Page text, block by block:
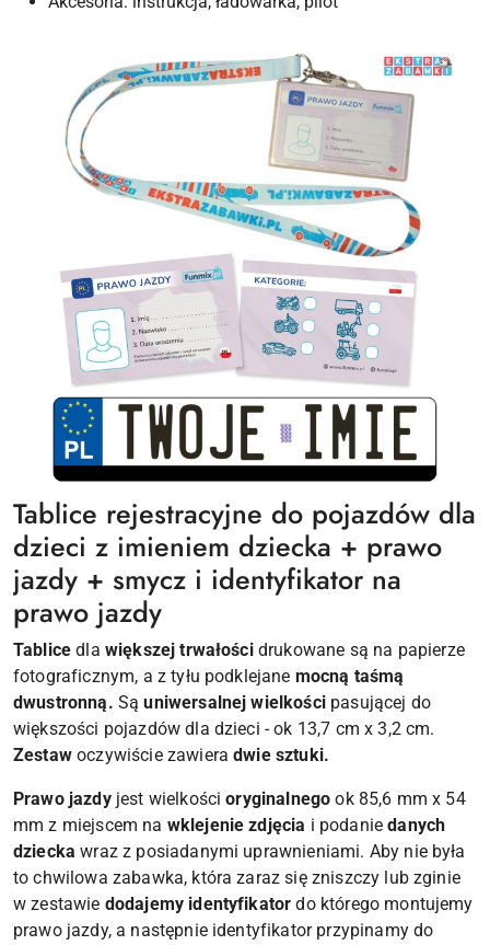
Tablice rejestracyjne do pojazdów dla
dzieci z imieniem dziecka + prawo
jazdy + smycz i identyfikator na
prawo jazdy
Tablice dla większej trwałościdrukowane są na papierze
fotograficznym, a z tyłu podklejane mocną taśmą
dwustronną. Sąuniwersalnej wielkościpasującej do
większości pojazdów dla dzieci - ok 13,7 cm x 3,2 cm.
Zestawoczywiście zawieradwie sztuki.
Prawo jazdyjest wielkościoryginalnego ok 85,6 mm x 54
mm z miejscem na wklejenie zdjęcia i podaniedanych
dziecka wraz z posiadanymi uprawnieniami. Aby nie była
to chwilowa zabawka, która zaraz się zniszczy lub zginie
w zestawie dodajemy identyfikator do którego montujemy
prawo jazdy, a następnie identyfikator przypinamy do